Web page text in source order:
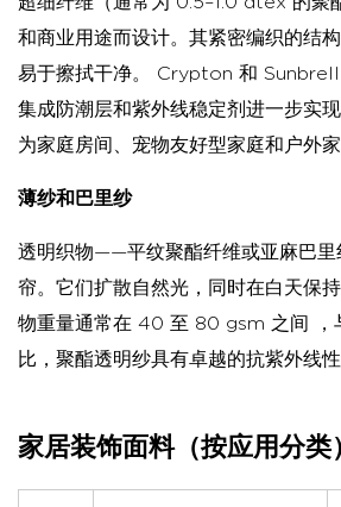
和商业用途而设计。其紧密编织的结
易于擦拭干净。 Crypton 和
集成防潮层和紫外线稳定剂进一步实
为家庭房间、宠物友好型家庭和户外家
薄纱和巴里纱
透明织物——平纹聚酯纤维或亚麻巴
帘。它们扩散自然光，同时在白天保
物重量通常在 40 至 80 gsm 之间
比，聚酯透明纱具有卓越的抗紫外线性
家居装饰面料（按应用分类